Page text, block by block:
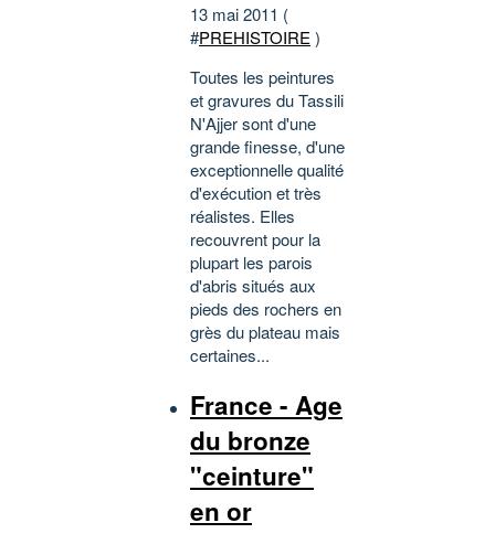
13 mai 2011 (
#PREHISTOIRE )
Toutes les peintures
et gravures du Tassili
N'Ajjer sont d'une
grande finesse, d'une
exceptionnelle qualité
d'exécution et très
réalistes. Elles
recouvrent pour la
plupart les parois
d'abris situés aux
pieds des rochers en
grès du plateau mais
certaines...
France - Age
du bronze
"ceinture"
en or